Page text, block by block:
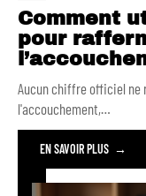
Comment
pour
Aucun chiffre officiel ne
l'accouchement,…
EN SAVOIR PLUS